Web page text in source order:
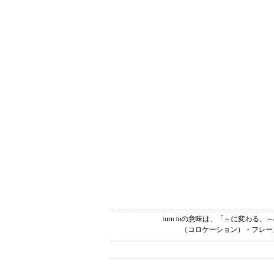
turn toの意味は、「～に変わる、
（コロケーション）・フレ